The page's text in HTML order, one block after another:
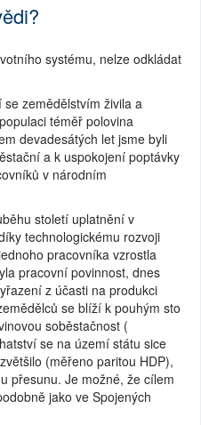
systému, nelze odkládat
zemědělstvím živila a
téměř polovina
devadesátých let jsme byli
a k uspokojení poptávky
v národním
století uplatnění v
technologickému rozvoji
pracovníka vzrostla
pracovní povinnost, dnes
z účasti na produkci
se blíží k pouhým sto
soběstačnost (
se na území státu sice
(měřeno paritou HDP),
přesunu. Je možné, že cílem
jako ve Spojených